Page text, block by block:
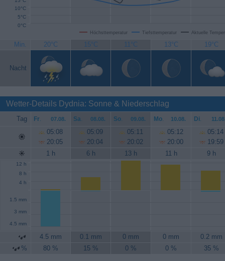
Höchsttemperatur Tiefsttemperatur Aktuelle
0°C
5°C
10°C
Min. 20°C 15°C 11°C 13°C 19°C
Nacht
Wetter-Details Dydnia: Sonne & Niederschlag
Tag Fr. 07.08. Sa. 08.08. So. 09.08. Mo. 10.08. Di.
05:08
20:05
05:09
20:04
05:11
20:02
05:12
20:00
05:14
19:59
1 h
6 h 13 h 11 h 9 h
4 h
8 h
12 h
1.5 mm
3 mm
4.5 mm
4.5 mm 0.1 mm 0 mm 0 mm
0.2 mm
%
80 % 15 % 0 % 0 % 35 %